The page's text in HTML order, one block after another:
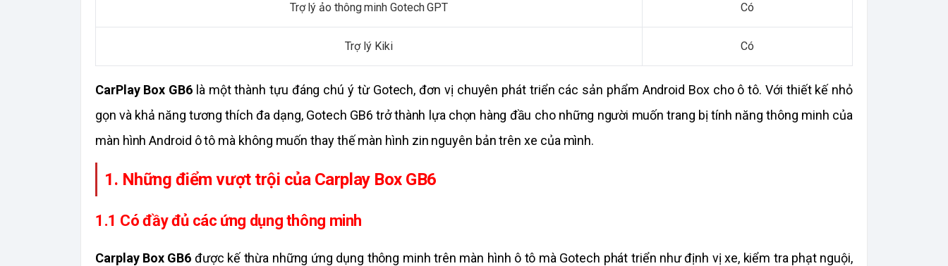
Trợ lý ảo thông minh Gotech GPT Có
Trợ lý Kiki Có
CarPlay Box GB6 là một thành tựu đáng chú ý từ Gotech, đơn vị chuyên phát triển các sản phẩm Android Box cho ô tô. Với thiết kế nhỏ
gọn và khả năng tương thích đa dạng, Gotech GB6 trở thành lựa chọn hàng đầu cho những người muốn trang bị tính năng thông minh của
màn hình Android ô tô mà không muốn thay thế màn hình zin nguyên bản trên xe của mình.
1. Những điểm vượt trội của Carplay Box GB6
1.1 Có đầy đủ các ứng dụng thông minh
Carplay Box GB6 được kế thừa những ứng dụng thông minh trên màn hình ô tô mà Gotech phát triển như định vị xe, kiểm tra phạt nguội,